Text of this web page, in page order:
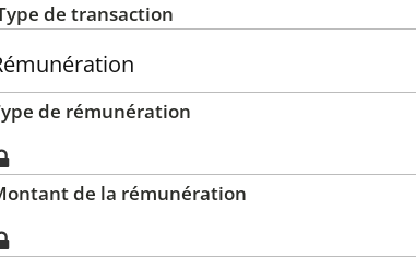
de transaction
de rémunération
de la rémunération